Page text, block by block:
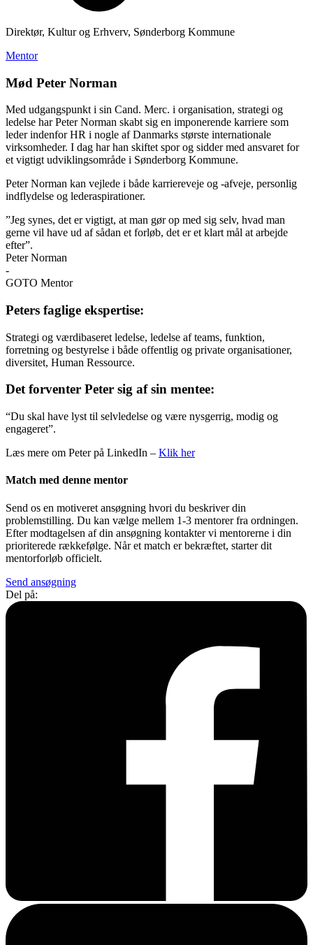
Direktør, Kultur og Erhverv, Sønderborg Kommune
Mentor
Mød Peter Norman
Med udgangspunkt i sin Cand. Merc. i organisation, strategi og
ledelse har Peter Norman skabt sig en imponerende karriere som
leder indenfor HR i nogle af Danmarks største internationale
virksomheder. I dag har han skiftet spor og sidder med ansvaret for
et vigtigt udviklingsområde i Sønderborg Kommune.
Peter Norman kan vejlede i både karriereveje og -afveje, personlig
indflydelse og lederaspirationer.
”Jeg synes, det er vigtigt, at man gør op med sig selv, hvad man
gerne vil have ud af sådan et forløb, det er et klart mål at arbejde
efter”.
Peter Norman
-
GOTO Mentor
Peters faglige ekspertise:
Strategi og værdibaseret ledelse, ledelse af teams, funktion,
forretning og bestyrelse i både offentlig og private organisationer,
diversitet, Human Ressource.
Det forventer Peter sig af sin mentee:
“Du skal have lyst til selvledelse og være nysgerrig, modig og
engageret”.
Læs mere om Peter på LinkedIn – Klik her
Match med denne mentor
Send os en motiveret ansøgning hvori du beskriver din
problemstilling. Du kan vælge mellem 1-3 mentorer fra ordningen.
Efter modtagelsen af din ansøgning kontakter vi mentorerne i din
prioriterede rækkefølge. Når et match er bekræftet, starter dit
mentorforløb officielt.
Send ansøgning
Del på: